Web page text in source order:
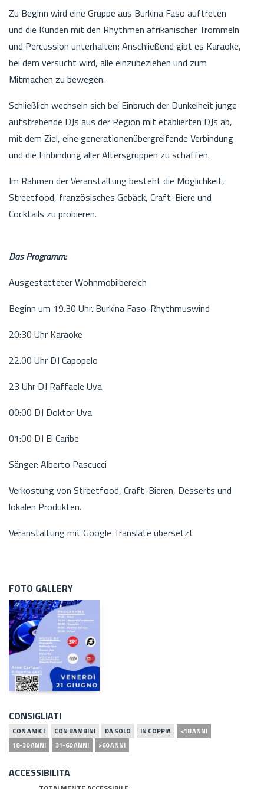
Zu Beginn wird eine Gruppe aus Burkina Faso auftreten
und die Kunden mit den Rhythmen afrikanischer Trommeln
und Percussion unterhalten; Anschließend gibt es Karaoke,
bei dem versucht wird, alle einzubeziehen und zum
Mitmachen zu bewegen.
Schließlich wechseln sich bei Einbruch der Dunkelheit junge
aufstrebende DJs aus der Region mit etablierten DJs ab,
mit dem Ziel, eine generationenübergreifende Verbindung
und die Einbindung aller Altersgruppen zu schaffen.
Im Rahmen der Veranstaltung besteht die Möglichkeit,
Streetfood, französisches Gebäck, Craft-Biere und
Cocktails zu probieren.
Das Programm:
Ausgestatteter Wohnmobilbereich
Beginn um 19.30 Uhr. Burkina Faso-Rhythmuswind
20:30 Uhr Karaoke
22.00 Uhr DJ Capopelo
23 Uhr DJ Raffaele Uva
00:00 DJ Doktor Uva
01:00 DJ El Caribe
Sänger: Alberto Pascucci
Verkostung von Streetfood, Craft-Bieren, Desserts und
lokalen Produkten.
Veranstaltung mit Google Translate übersetzt
FOTO GALLERY
CONSIGLIATI
CON AMICI CON BAMBINI DA SOLO IN COPPIA
<18 ANNI
18-30 ANNI
31-60 ANNI >60 ANNI
ACCESSIBILITA